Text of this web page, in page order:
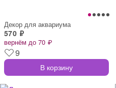
Декор для аквариума
570 ₽
вернём до 70 ₽
9
В корзину